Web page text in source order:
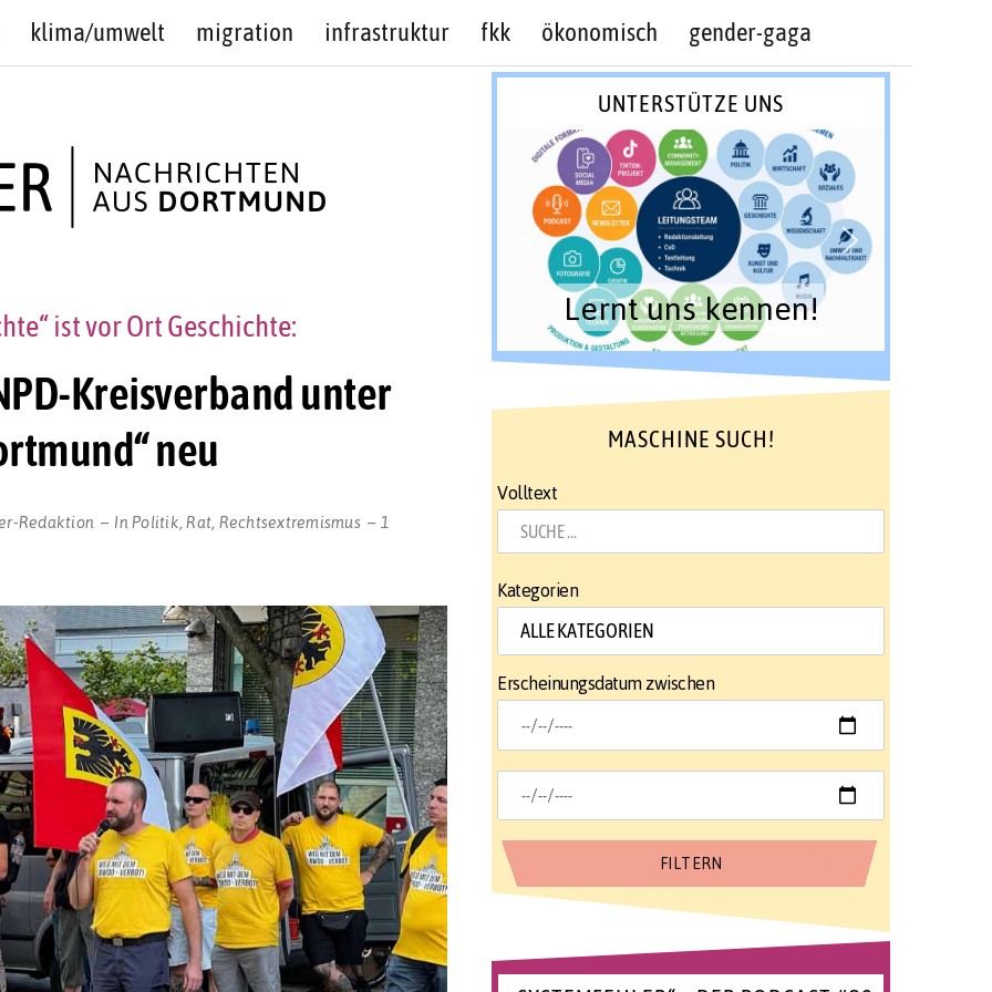
klima/umwelt migration infrastruktur fkk ökonomisch gender-gaga
Kreisverband unter
neu
ist vor Ort Geschichte:
Redaktion In Politik Rat Rechtsextremismus
1
UNTERSTÜTZE UNS
Lernt uns kennen!
MASCHINE SUCH!
Volltext
Kategorien
Erscheinungsdatum zwischen